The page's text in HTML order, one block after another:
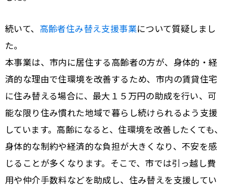
続いて、 高齢者住み替え支援事業について質疑しまし
た。
本事業は、市内に居住する高齢者の方が、身体的・経
済的な理由で住環境を改善するため、市内の賃貸住宅
に住み替える場合に、最大１５万円の助成を行い、可
能な限り住み慣れた地域で暮らし続けられるよう支援
しています。高齢になると、住環境を改善したくても、
身体的な制約や経済的な負担が大きくなり、不安を感
じることが多くなります。そこで、市では引っ越し費
用や仲介手数料などを助成し、住み替えを支援してい